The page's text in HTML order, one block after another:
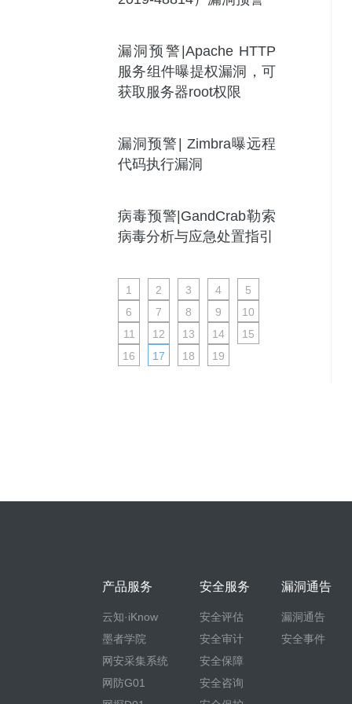
漏洞预警|Apache HTTP
服务组件曝提权漏洞，可
获取服务器root权限
漏洞预警| Zimbra曝远程
代码执行漏洞
病毒预警|GandCrab勒索
病毒分析与应急处置指引
1 2 3 4
5
6
7 8 9
10
11
12 13 14
15
16
17 18 19
产品服务
云知·iKnow
墨者学院
网安采集系统
网防G01
安全服务
安全评估
安全审计
安全保障
安全咨询
漏洞通告
漏洞通告
安全事件